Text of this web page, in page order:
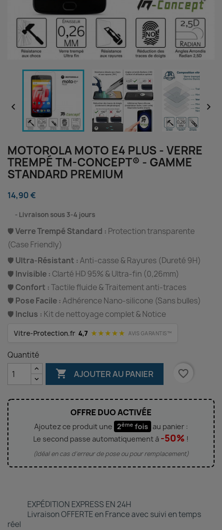
 
MOTOROLA MOTO E4 PLUS - VERRE
TREMPÉ TM-CONCEPT® - GAMME
STANDARD PREMIUM
14,90 €
Livraison sous 3-4 jours
🛡️Verre Trempé Standard : Protection transparente
(Case Friendly)
🛡️ Ultra-Résistant :Anti-casse & Rayures (Dureté 9H)
🛡️ Invisible : Clarté HD 95% & Ultra-fin (0,26mm)
🛡️ Confort :Tactile fluide & Traitement anti-traces
🛡️ Pose Facile :Adhérence Nano-silicone (Sans bulles)
🛡️ Inclus : Kit de nettoyage complet & Notice
Vitre-Protection.fr 4,7 ★★★★★ AVIS GARANTIS™
Quantité
 AJOUTER AU PANIER favorite_border
OFFRE DUO ACTIVÉE
Ajoutez ce produit une 2ème fois au panier :
Le second passe automatiquement à -50% !
(Idéal en cas d'erreur de pose ou pour remplacement)
EXPÉDITION EXPRESS EN 24H
Livraison OFFERTE en France avec suivi en temps
réel